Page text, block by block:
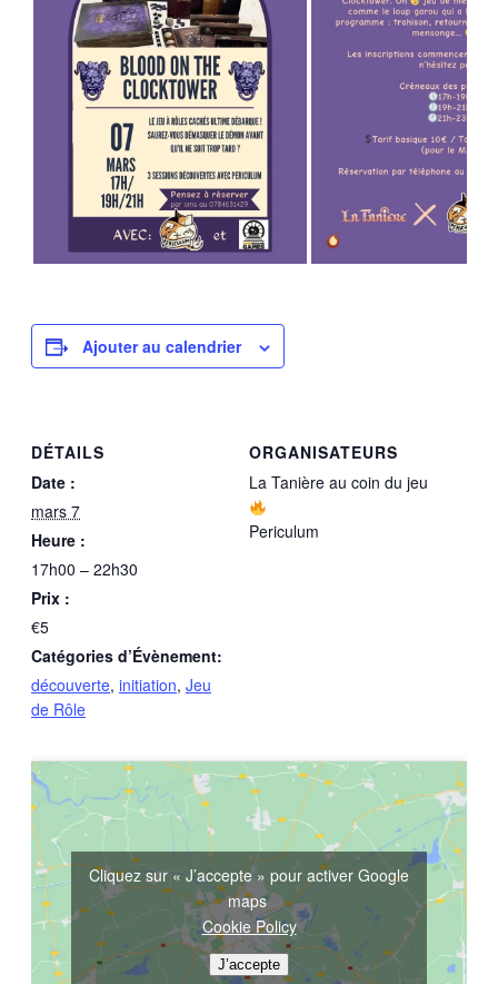
Ajouter au calendrier
DÉTAILS
Date :
mars 7
Heure :
17h00 – 22h30
Prix :
€5
Catégories d’Évènement:
découverte, initiation, Jeu
de Rôle
ORGANISATEURS
La Tanière au coin du jeu
Periculum
Cliquez sur « J’accepte » pour activer Google
maps
Cookie Policy
J’accepte